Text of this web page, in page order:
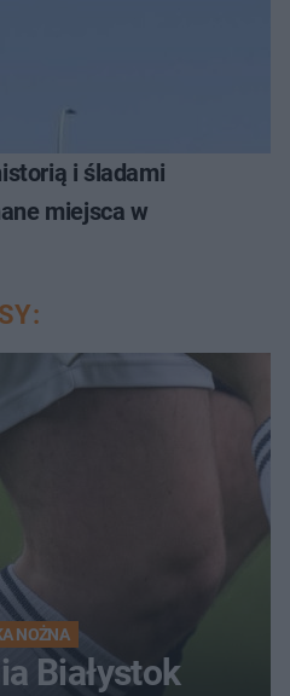
i śladami
miejsca w
NOŻNA
Białystok